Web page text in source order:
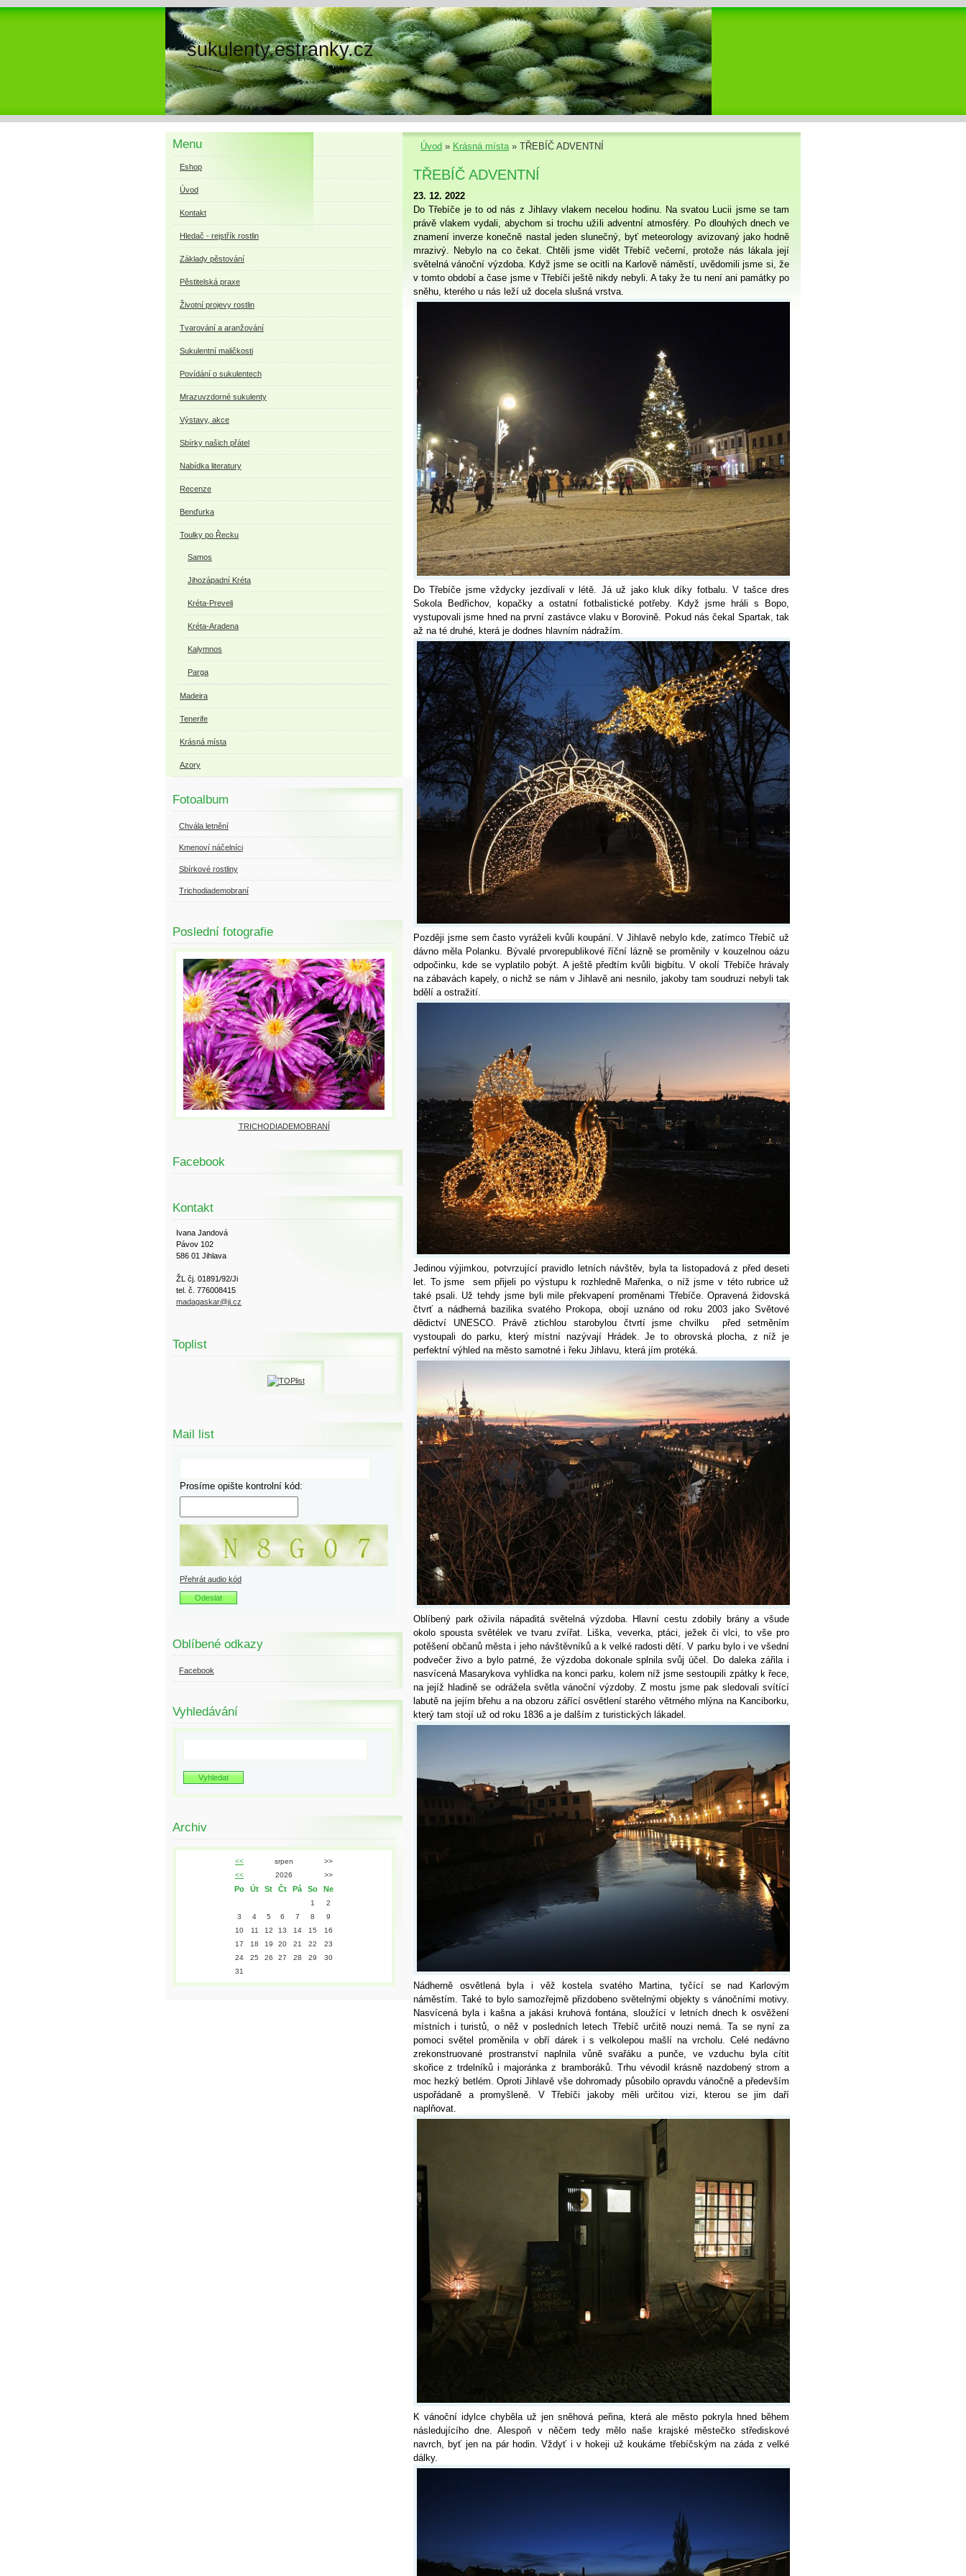
sukulenty.estranky.cz
Úvod » Krásná místa» TŘEBÍČ ADVENTNÍ
TŘEBÍČ ADVENTNÍ
23. 12. 2022
Do Třebíče je to od nás z Jihlavy vlakem necelou hodinu. Na svatou Lucii jsme se tam
právě vlakem vydali, abychom si trochu užili adventní atmosféry. Po dlouhých dnech ve
znamení inverze konečně nastal jeden slunečný, byť meteorology avizovaný jako hodně
mrazivý. Nebylo na co čekat. Chtěli jsme vidět Třebíč večerní, protože nás lákala její
světelná vánoční výzdoba. Když jsme se ocitli na Karlově náměstí, uvědomili jsme si, že
v tomto období a čase jsme v Třebíči ještě nikdy nebyli. A taky že tu není ani památky po
sněhu, kterého u nás leží už docela slušná vrstva.
Do Třebíče jsme vždycky jezdívali v létě. Já už jako kluk díky fotbalu. V tašce dres
Sokola Bedřichov, kopačky a ostatní fotbalistické potřeby. Když jsme hráli s Bopo,
vystupovali jsme hned na první zastávce vlaku v Borovině. Pokud nás čekal Spartak, tak
až na té druhé, která je dodnes hlavním nádražím.
Později jsme sem často vyráželi kvůli koupání. V Jihlavě nebylo kde, zatímco Třebíč už
dávno měla Polanku. Bývalé prvorepublikové říční lázně se proměnily v kouzelnou oázu
odpočinku, kde se vyplatilo pobýt. A ještě předtím kvůli bigbítu. V okolí Třebíče hrávaly
na zábavách kapely, o nichž se nám v Jihlavě ani nesnilo, jakoby tam soudruzi nebyli tak
bdělí a ostražití.
Jedinou výjimkou, potvrzující pravidlo letních návštěv, byla ta listopadová z před deseti
let. To jsme sem přijeli po výstupu k rozhledně Mařenka, o níž jsme v této rubrice už
také psali. Už tehdy jsme byli mile překvapení proměnami Třebíče. Opravená židovská
čtvrť a nádherná bazilika svatého Prokopa, obojí uznáno od roku 2003 jako Světové
dědictví UNESCO. Právě ztichlou starobylou čtvrtí jsme chvilku před setměním
vystoupali do parku, který místní nazývají Hrádek. Je to obrovská plocha, z níž je
perfektní výhled na město samotné i řeku Jihlavu, která jím protéká.
Oblíbený park oživila nápaditá světelná výzdoba. Hlavní cestu zdobily brány a všude
okolo spousta světélek ve tvaru zvířat. Liška, veverka, ptáci, ježek či vlci, to vše pro
potěšení občanů města i jeho návštěvníků a k velké radosti dětí. V parku bylo i ve všední
podvečer živo a bylo patrné, že výzdoba dokonale splnila svůj účel. Do daleka zářila i
nasvícená Masarykova vyhlídka na konci parku, kolem níž jsme sestoupili zpátky k řece,
na jejíž hladině se odrážela světla vánoční výzdoby. Z mostu jsme pak sledovali svítící
labutě na jejím břehu a na obzoru zářící osvětlení starého větrného mlýna na Kanciborku,
který tam stojí už od roku 1836 a je dalším z turistických lákadel.
Nádherně osvětlená byla i věž kostela svatého Martina, tyčící se nad Karlovým
náměstím. Také to bylo samozřejmě přizdobeno světelnými objekty s vánočními motivy.
Nasvícená byla i kašna a jakási kruhová fontána, sloužící v letních dnech k osvěžení
místních i turistů, o něž v posledních letech Třebíč určitě nouzi nemá. Ta se nyní za
pomoci světel proměnila v obří dárek i s velkolepou mašlí na vrcholu. Celé nedávno
zrekonstruované prostranství naplnila vůně svařáku a punče, ve vzduchu byla cítit
skořice z trdelníků i majoránka z bramboráků. Trhu vévodil krásně nazdobený strom a
moc hezký betlém. Oproti Jihlavě vše dohromady působilo opravdu vánočně a především
uspořádaně a promyšleně. V Třebíči jakoby měli určitou vizi, kterou se jim daří
naplňovat.
K vánoční idylce chyběla už jen sněhová peřina, která ale město pokryla hned během
následujícího dne. Alespoň v něčem tedy mělo naše krajské městečko střediskové
navrch, byť jen na pár hodin. Vždyť i v hokeji už koukáme třebíčským na záda z velké
dálky.
Menu
Eshop
Úvod
Kontakt
Hledač - rejstřík rostlin
Základy pěstování
Pěstitelská praxe
Životní projevy rostlin
Tvarování a aranžování
Sukulentní maličkosti
Povídání o sukulentech
Mrazuvzdorné sukulenty
Výstavy, akce
Sbírky našich přátel
Nabídka literatury
Recenze
Benďurka
Toulky po Řecku
Samos
Jihozápadní Kréta
Kréta-Preveli
Kréta-Aradena
Kalymnos
Parga
Madeira
Tenerife
Krásná místa
Azory
Fotoalbum
Chvála letnění
Kmenoví náčelníci
Sbírkové rostliny
Trichodiademobraní
Poslední fotografie
TRICHODIADEMOBRANÍ
Facebook
Kontakt
Ivana Jandová
Pávov 102
586 01 Jihlava
ŽL čj. 01891/92/Ji
tel. č. 776008415
madagaskar@ji.cz
Toplist
Mail list
Prosíme opište kontrolní kód:
Přehrát audio kód
Oblíbené odkazy
Facebook
Vyhledávání
Archiv
<< srpen
>>
<<
2026 >>
Po Út St Čt Pá So Ne
1
2
3
4 5 6 7 8
9
10
11 12 13 14 15
16
17
18 19 20 21 22
23
24
25 26 27 28 29
30
31